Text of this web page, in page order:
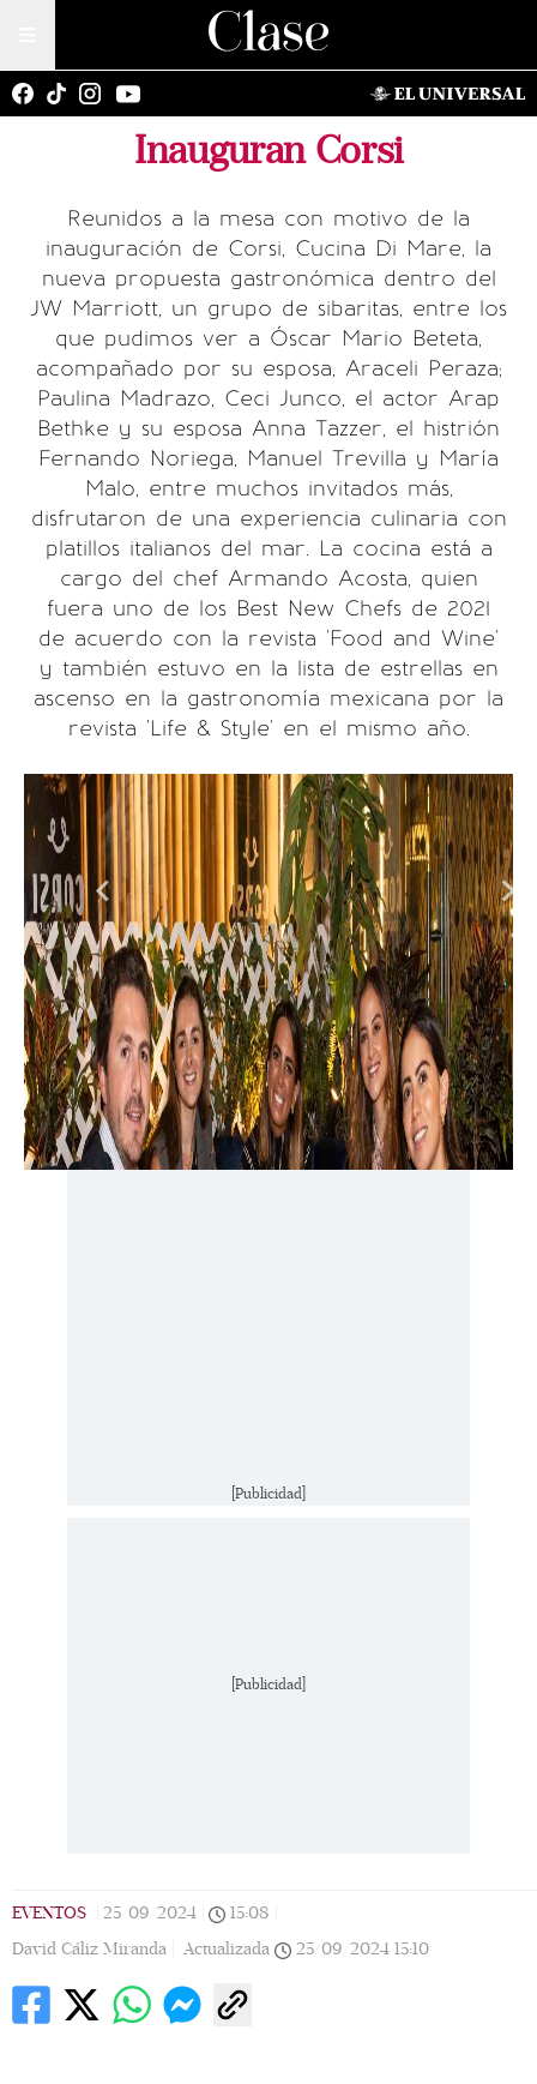
Inauguran Corsi
Reunidos a la mesa con motivo de la
inauguración de Corsi, Cucina Di Mare, la
nueva propuesta gastronómica dentro del
JW Marriott, un grupo de sibaritas, entre los
que pudimos ver a Óscar Mario Beteta,
acompañado por su esposa, Araceli Peraza;
Paulina Madrazo, Ceci Junco, el actor Arap
Bethke y su esposa Anna Tazzer, el histrión
Fernando Noriega, Manuel Trevilla y María
Malo, entre muchos invitados más,
disfrutaron de una experiencia culinaria con
platillos italianos del mar. La cocina está a
cargo del chef Armando Acosta, quien
fuera uno de los Best New Chefs de 2021
de acuerdo con la revista 'Food and Wine'
y también estuvo en la lista de estrellas en
ascenso en la gastronomía mexicana por la
revista 'Life & Style' en el mismo año.
[Publicidad]
[Publicidad]
EVENTOS 25/09/2024 15:08
David Cáliz Miranda |
Actualizada 25/09/2024 15:10